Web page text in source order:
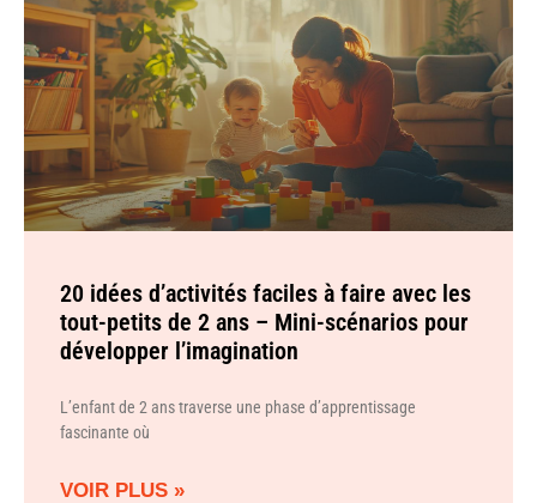
20 idées d’activités faciles à faire avec les
tout-petits de 2 ans – Mini-scénarios pour
développer l’imagination
L’enfant de 2 ans traverse une phase d’apprentissage
fascinante où
VOIR PLUS »